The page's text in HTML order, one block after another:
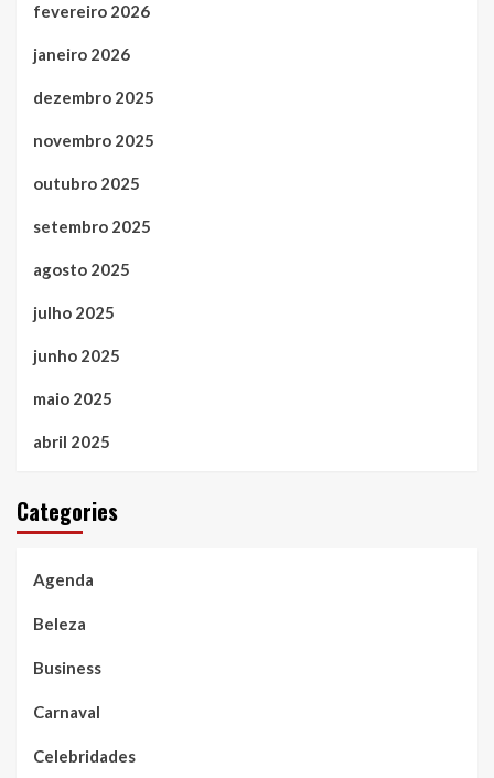
fevereiro 2026
janeiro 2026
dezembro 2025
novembro 2025
outubro 2025
setembro 2025
agosto 2025
julho 2025
junho 2025
maio 2025
abril 2025
Categories
Agenda
Beleza
Business
Carnaval
Celebridades